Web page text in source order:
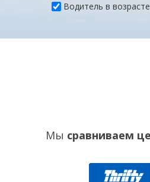
Водитель в
Мы сравниваем